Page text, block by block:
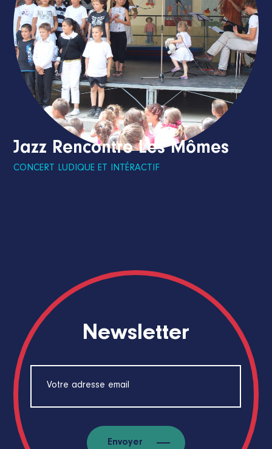
Jazz Rencontre Les Mômes
CONCERT LUDIQUE ET INTÉRACTIF
Newsletter
Envoyer